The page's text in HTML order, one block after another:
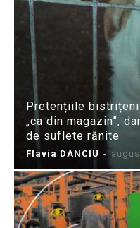
Pretențiile
„ca din magazin”,
de suflete rănite
Flavia DANCIU -